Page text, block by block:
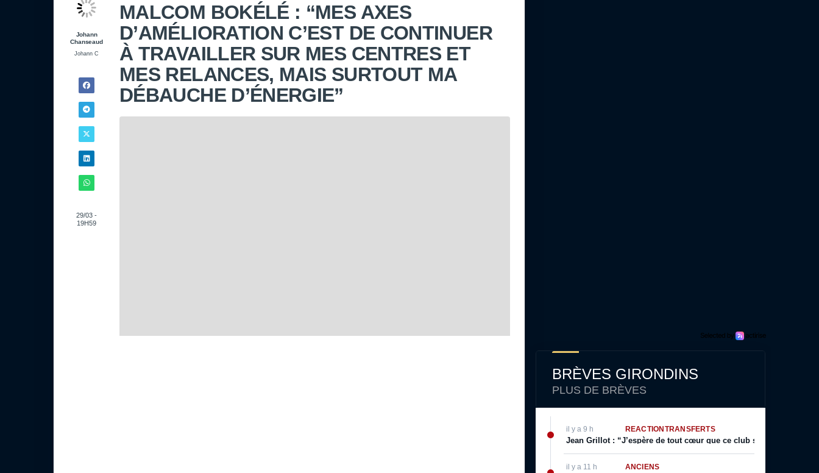
Johann
Chanseaud
Johann C
29/03 -
19H59
MALCOM BOKÉLÉ : “MES AXES
D’AMÉLIORATION C’EST DE CONTINUER
À TRAVAILLER SUR MES CENTRES ET
MES RELANCES, MAIS SURTOUT MA
DÉBAUCHE D’ÉNERGIE”
BRÈVES GIRONDINS
PLUS DE BRÈVES
il y a 9 h RÉACTION TRANSFERTS
Jean Grillot : “J’espère de tout cœur que ce club se relèvera”
il y a 11 h ANCIENS